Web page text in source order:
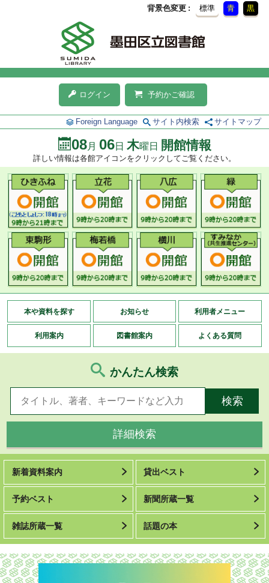
背景色変更 標準 青 黒
ログイン 予約かご確認
Foreign Language サイト内検索 サイトマップ
08月 06日 木曜日 開館情報
詳しい情報は各館アイコンをクリックしてご覧ください。
本や資料を探す お知らせ 利用者メニュー
利用案内 図書館案内 よくある質問
かんたん検索
詳細検索
新着資料案内 貸出ベスト
予約ベスト 新聞所蔵一覧
雑誌所蔵一覧 話題の本